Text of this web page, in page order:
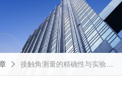
接触角测量的精确性与实验误差分析